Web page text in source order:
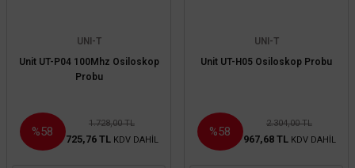
UNI-T
Unit UT-P04 100Mhz Osiloskop
Probu
%58
1.728,00 TL
725,76 TL KDV DAHİL
UNI-T
Unit UT-H05 Osiloskop Probu
%58
2.304,00 TL
967,68 TL KDV DAHİL